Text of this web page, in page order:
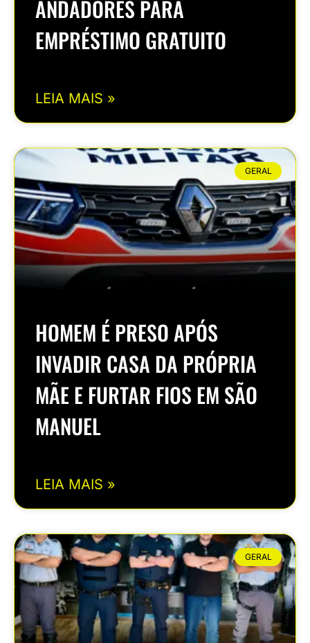
ANDADORES PARA
EMPRÉSTIMO GRATUITO
LEIA MAIS »
GERAL
HOMEM É PRESO APÓS
INVADIR CASA DA PRÓPRIA
MÃE E FURTAR FIOS EM SÃO
MANUEL
LEIA MAIS »
GERAL